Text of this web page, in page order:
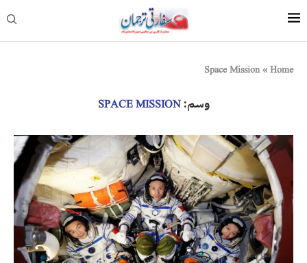
Home
»
Space Mission
وسم:SPACE MISSION